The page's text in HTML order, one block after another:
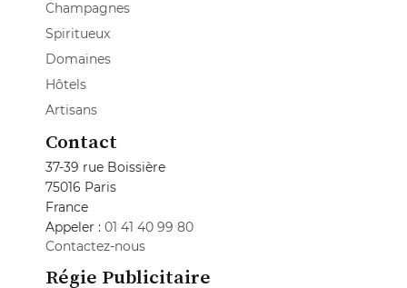
Champagnes
Spiritueux
Domaines
Hôtels
Artisans
Contact
37-39 rue Boissière
75016 Paris
France
Appeler : 01 41 40 99 80
Contactez-nous
Régie Publicitaire